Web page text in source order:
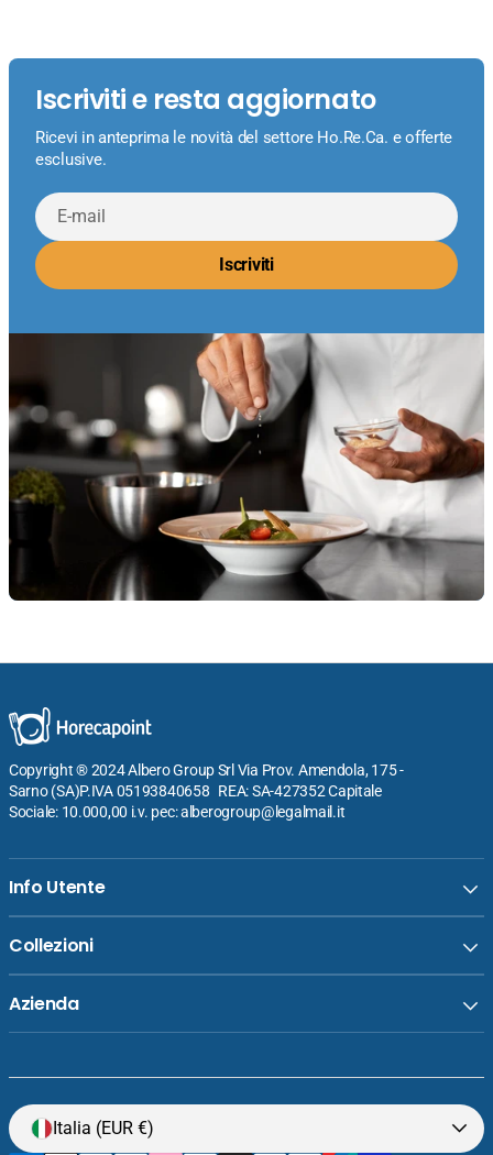
Pt Sango Ceramics Java Sunrise Yellow
Piatto Fondo-Insalatiera Ø23 cm - Set 6 Pz
Prezzo
normale
€54,40
Iscriviti e resta aggiornato
Ricevi in anteprima le novità del settore Ho.Re.Ca. e offerte
esclusive.
E-
mail
Iscriviti
Copyright ® 2024 Albero Group Srl Via Prov. Amendola, 175 -
Sarno (SA)P.IVA 05193840658 REA: SA-427352 Capitale
Sociale: 10.000,00 i.v. pec: alberogroup@legalmail.it
Info Utente
Collezioni
Azienda
Italia (EUR €)